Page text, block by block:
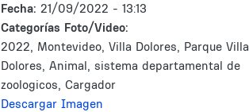
Fecha: 21/09/2022 - 13:13
Categorías Foto/Video:
2022, Montevideo, Villa Dolores, Parque Villa
Dolores, Animal, sistema departamental de
zoologicos, Cargador
Descargar Imagen